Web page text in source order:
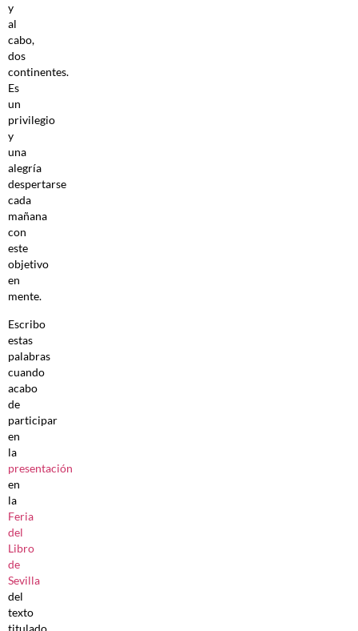
y
al
cabo,
dos
continentes.
Es
un
privilegio
y
una
alegría
despertarse
cada
mañana
con
este
objetivo
en
mente.
Escribo
estas
palabras
cuando
acabo
de
participar
en
la
presentación
en
la
Feria
del
Libro
de
Sevilla
del
texto
titulado